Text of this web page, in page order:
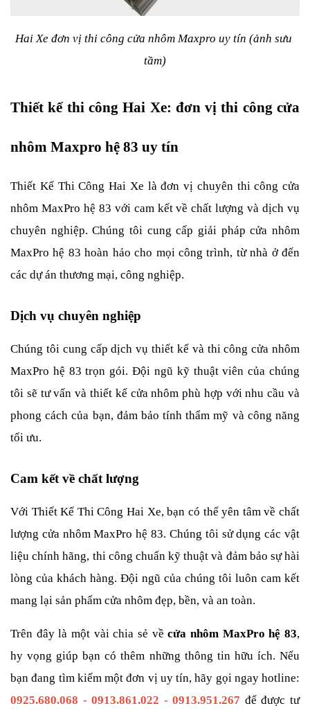
Hai Xe đơn vị thi công cửa nhôm Maxpro uy tín (ảnh sưu
tầm)
Thiết kế thi công Hai Xe: đơn vị thi công cửa
nhôm Maxpro hệ 83 uy tín
Thiết Kế Thi Công Hai Xe là đơn vị chuyên thi công cửa
nhôm MaxPro hệ 83 với cam kết về chất lượng và dịch vụ
chuyên nghiệp. Chúng tôi cung cấp giải pháp cửa nhôm
MaxPro hệ 83 hoàn hảo cho mọi công trình, từ nhà ở đến
các dự án thương mại, công nghiệp.
Dịch vụ chuyên nghiệp
Chúng tôi cung cấp dịch vụ thiết kế và thi công cửa nhôm
MaxPro hệ 83 trọn gói. Đội ngũ kỹ thuật viên của chúng
tôi sẽ tư vấn và thiết kế cửa nhôm phù hợp với nhu cầu và
phong cách của bạn, đảm bảo tính thẩm mỹ và công năng
tối ưu.
Cam kết về chất lượng
Với Thiết Kế Thi Công Hai Xe, bạn có thể yên tâm về chất
lượng cửa nhôm MaxPro hệ 83. Chúng tôi sử dụng các vật
liệu chính hãng, thi công chuẩn kỹ thuật và đảm bảo sự hài
lòng của khách hàng. Đội ngũ của chúng tôi luôn cam kết
mang lại sản phẩm cửa nhôm đẹp, bền, và an toàn.
Trên đây là một vài chia sẻ về cửa nhôm MaxPro hệ 83,
hy vọng giúp bạn có thêm những thông tin hữu ích. Nếu
0925.680.068 - 0913.861.022 - 0913.951.267 để được tư